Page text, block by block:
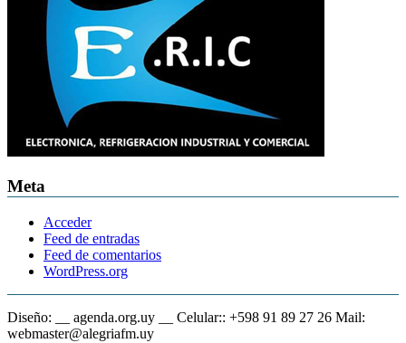
Meta
Acceder
Feed de entradas
Feed de comentarios
WordPress.org
Diseño: __ agenda.org.uy __ Celular:: +598 91 89 27 26 Mail:
webmaster@alegriafm.uy